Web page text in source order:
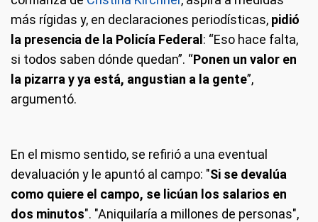
más rígidas y, en declaraciones periodísticas, pidió
la presencia de la Policía Federal: “Eso hace falta,
si todos saben dónde quedan”. “Ponen un valor en
la pizarra y ya está, angustian a la gente”,
argumentó.
En el mismo sentido, se refirió a una eventual
devaluación y le apuntó al campo: "Si se devalúa
como quiere el campo, se licúan los salarios en
dos minutos". "Aniquilaría a millones de personas",